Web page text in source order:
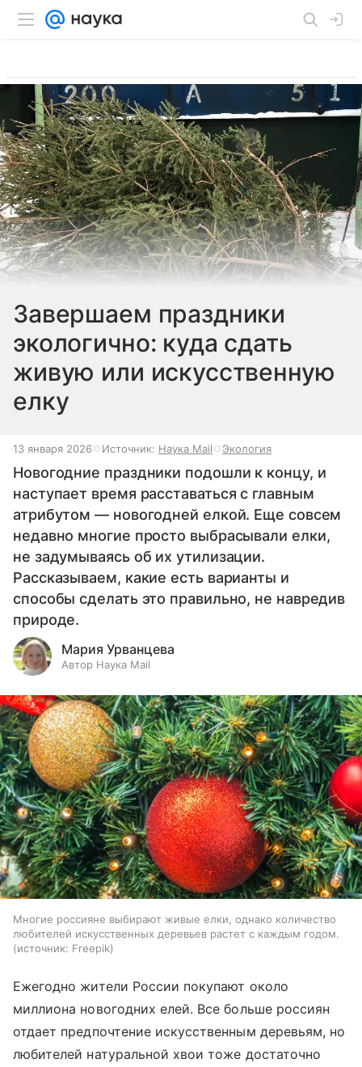
Завершаем праздники
экологично: куда сдать
живую или искусственную
елку
13 января 2026 Источник: Наука Mail Экология
Новогодние праздники подошли к концу, и
наступает время расставаться с главным
атрибутом — новогодней елкой. Еще совсем
недавно многие просто выбрасывали елки,
не задумываясь об их утилизации.
Рассказываем, какие есть варианты и
способы сделать это правильно, не навредив
природе.
Мария Урванцева
Автор Наука Mail
Многие россияне выбирают живые елки, однако количество
любителей искусственных деревьев растет с каждым годом.
источник: Freepik
Ежегодно жители России покупают около
миллиона новогодних елей. Все больше россиян
отдает предпочтение искусственным деревьям, но
любителей натуральной хвои тоже достаточно